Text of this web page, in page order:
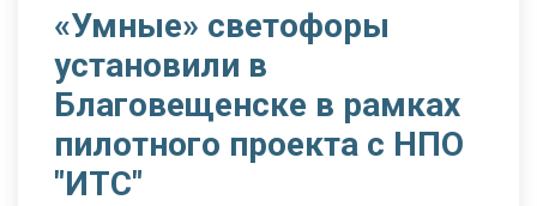
«Умные» светофоры
установили в
Благовещенске в рамках
пилотного проекта с НПО
"ИТС"